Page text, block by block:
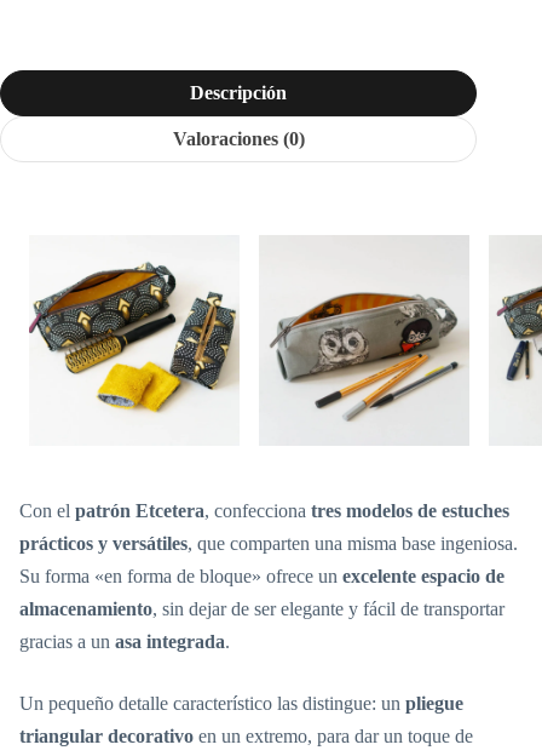
Descripción
Valoraciones (0)
Con el patrón Etcetera, confecciona tres modelos de estuches
prácticos y versátiles, que comparten una misma base ingeniosa.
Su forma «en forma de bloque» ofrece un excelente espacio de
almacenamiento, sin dejar de ser elegante y fácil de transportar
gracias a un asa integrada.
Un pequeño detalle característico las distingue: un pliegue
triangular decorativo en un extremo, para dar un toque de